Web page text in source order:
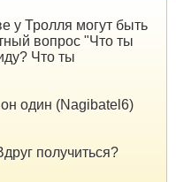
у Тролля могут быть
вопрос "Что ты
Что ты
он один (Nagibatel6)
получиться?